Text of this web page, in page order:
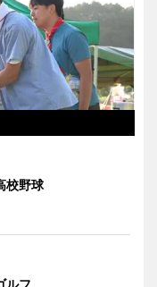
校野球
ルフ